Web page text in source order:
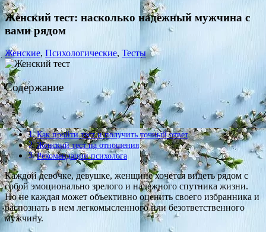
Женский тест: насколько надежный мужчина с
вами рядом
Женские, Психологические, Тесты
Содержание
Как пройти тест и получить точный ответ
Женский тест на отношения
Рекомендации психолога
Каждой девочке, девушке, женщине хочется видеть рядом с
собой эмоционально зрелого и надежного спутника жизни.
Но не каждая может объективно оценить своего избранника и
распознать в нем легкомысленного или безответственного
мужчину.